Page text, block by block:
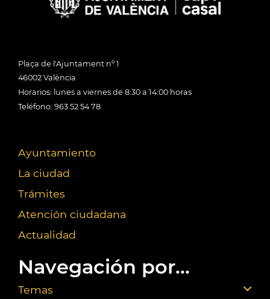
Plaça de l'Ajuntament nº 1
46002 València
Horarios: lunes a viernes de 8:30 a 14:00 horas
Teléfono: 963 52 54 78
Ayuntamiento
La ciudad
Trámites
Atención ciudadana
Actualidad
Navegación por...
Temas